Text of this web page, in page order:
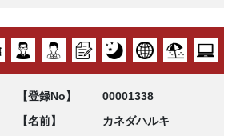
【登録No】
00001338
【名前】
カネダハルキ